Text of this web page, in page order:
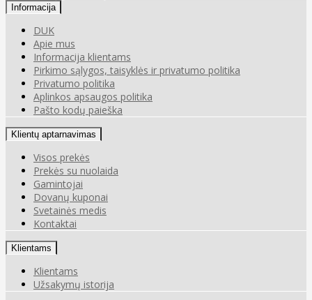
Informacija
DUK
Apie mus
Informacija klientams
Pirkimo sąlygos, taisyklės ir privatumo politika
Privatumo politika
Aplinkos apsaugos politika
Pašto kodų paieška
Klientų aptarnavimas
Visos prekės
Prekės su nuolaida
Gamintojai
Dovanų kuponai
Svetainės medis
Kontaktai
Klientams
Klientams
Užsakymų istorija